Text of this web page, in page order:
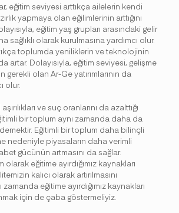
eğitim seviyesi arttıkça ailelerin kendi
yapmaya olan eğilimlerinin arttığını
eğitim yaş grupları arasındaki gelir
sağlıklı olarak kurulmasına yardımcı olur.
toplumda yeniliklerin ve teknolojinin
artar. Dolayısıyla, eğitim seviyesi, gelişme
gerekli olan Ar-Ge yatırımlarının da
olur.
ve suç oranlarını da azalttığı
bir toplum aynı zamanda daha da
Eğitimli bir toplum daha bilinçli
nedeniyle piyasaların daha verimli
gücünün artmasını da sağlar.
olarak eğitime ayırdığımız kaynakları
kalıcı olarak artırılmasını
zamanda eğitime ayırdığımız kaynakları
için de çaba göstermeliyiz.